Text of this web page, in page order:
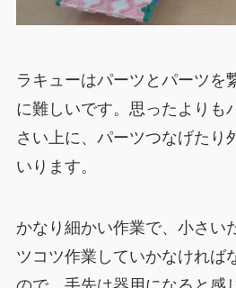
ラキューはパーツとパーツを
に難しいです。思ったよりも
さい上に、パーツつなげたり
いります。
かなり細かい作業で、小さい
ツコツ作業していかなければ